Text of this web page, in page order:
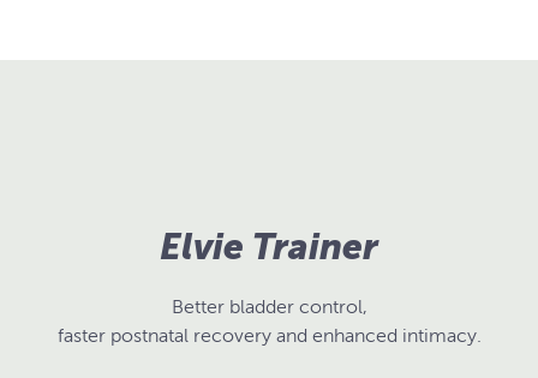
Elvie Trainer
Better bladder control,
faster postnatal recovery and enhanced intimacy.